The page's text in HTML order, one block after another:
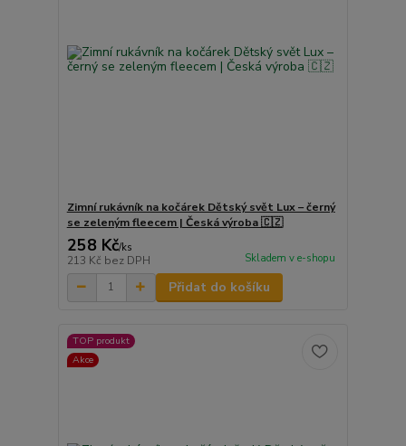
Zimní rukávník na kočárek Dětský svět Lux – černý
se zeleným fleecem | Česká výroba 🇨🇿
258 Kč/ks
213 Kč bez DPH Skladem v e-shopu
Přidat do košíku
TOP produkt
Akce